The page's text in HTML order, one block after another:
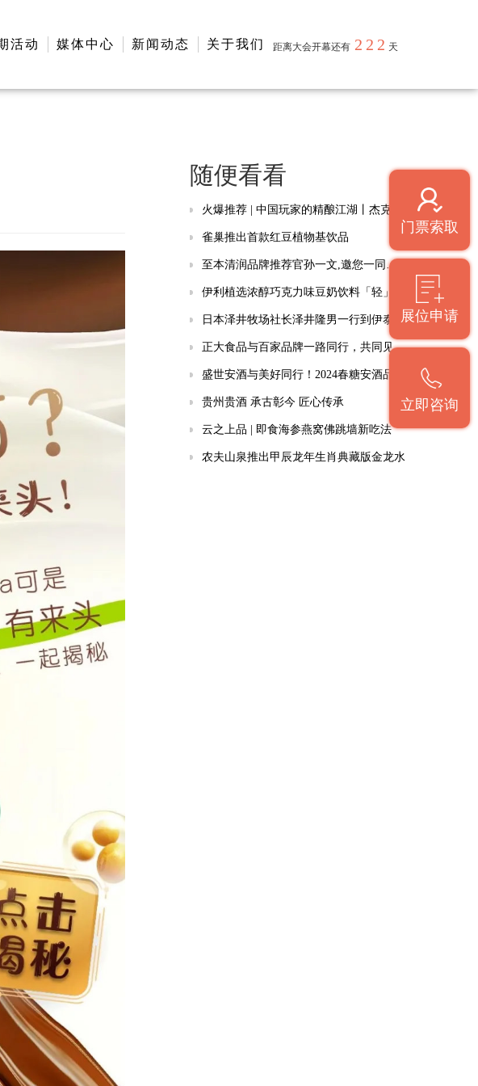
活动 媒体中心 新闻动态 关于我们 距离大会开幕还有 222 天
门票索取
展位申请
立即咨询
随便看看
火爆推荐 | 中国玩家的精酿江湖丨杰克熊猫精酿啤酒，邀你入局！
雀巢推出首款红豆植物基饮品
至本清润品牌推荐官孙一文,邀您一同感受经典滋味,记忆中的味道
伊利植选浓醇巧克力味豆奶饮料「轻」磅上市啦！
日本泽井牧场社长泽井隆男一行到伊泰集团考察交流
正大食品与百家品牌一路同行，共同见证百年品质
盛世安酒与美好同行！2024春糖安酒品牌再升级
贵州贵酒 承古彰今 匠心传承
云之上品 | 即食海参燕窝佛跳墙新吃法
农夫山泉推出甲辰龙年生肖典藏版金龙水